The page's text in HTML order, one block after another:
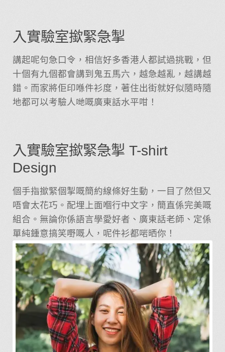
入實驗室撳緊急掣
講起呢句急口令，相信好多香港人都試過挑戰，但
十個有九個都會講到鬼五馬六，越急越亂，越講越
錯。而家將佢印喺件衫度，著住出街就好似隨時隨
地都可以考驗人哋嘅廣東話水平咁！
入實驗室撳緊急掣 T-shirt
Design
個手指撳緊個掣嘅簡約線條好生動，一目了然但又
唔會太花巧。配埋上面嗰行中文字，簡直係完美嘅
組合。無論你係語言學愛好者、廣東話老師、定係
單純鍾意搞笑嘢嘅人，呢件衫都啱晒你！